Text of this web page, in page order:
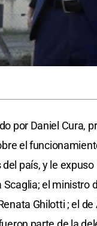
por Daniel Cura,
el
país, y le
el ministro
Ghilotti ; el